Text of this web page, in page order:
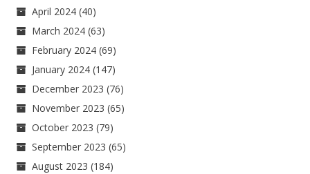
April 2024 (40)
March 2024 (63)
February 2024 (69)
January 2024 (147)
December 2023 (76)
November 2023 (65)
October 2023 (79)
September 2023 (65)
August 2023 (184)